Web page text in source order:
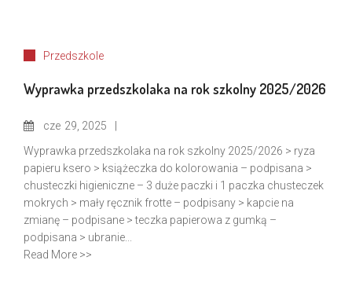
Przedszkole
Wyprawka przedszkolaka na rok szkolny 2025/2026
cze 29, 2025
Wyprawka przedszkolaka na rok szkolny 2025/2026 > ryza
papieru ksero > książeczka do kolorowania – podpisana >
chusteczki higieniczne – 3 duże paczki i 1 paczka chusteczek
mokrych > mały ręcznik frotte – podpisany > kapcie na
zmianę – podpisane > teczka papierowa z gumką –
podpisana > ubranie...
Read More >>